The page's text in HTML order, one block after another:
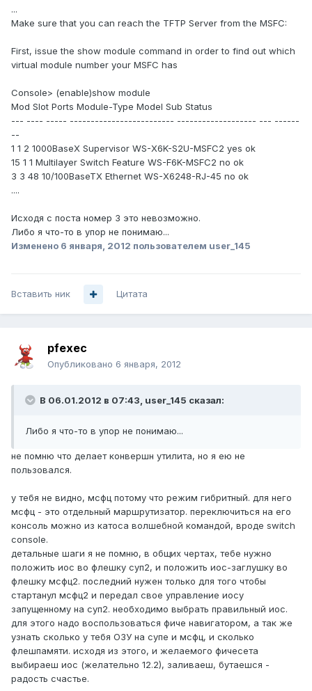
...
Make sure that you can reach the TFTP Server from the MSFC:
First, issue the show module command in order to find out which
virtual module number your MSFC has
Console> (enable)show module
Mod Slot Ports Module-Type Model Sub Status
--- ---- ----- ------------------------- ------------------- --- ------
--
1 1 2 1000BaseX Supervisor WS-X6K-S2U-MSFC2 yes ok
15 1 1 Multilayer Switch Feature WS-F6K-MSFC2 no ok
3 3 48 10/100BaseTX Ethernet WS-X6248-RJ-45 no ok
....
Исходя с поста номер 3 это невозможно.
Либо я что-то в упор не понимаю...
Изменено 6 января, 2012 пользователем user_145
Вставить ник Цитата
pfexec
Опубликовано 6 января, 2012
В 06.01.2012 в 07:43, user_145 сказал:
Либо я что-то в упор не понимаю...
не помню что делает конвершн утилита, но я ею не
пользовался.
у тебя не видно, мсфц потому что режим гибритный. для него
мсфц - это отдельный маршрутизатор. переключиться на его
консоль можно из катоса волшебной командой, вроде switch
console.
детальные шаги я не помню, в общих чертах, тебе нужно
положить иос во флешку суп2, и положить иос-заглушку во
флешку мсфц2. последний нужен только для того чтобы
стартанул мсфц2 и передал свое управление иосу
запущенному на суп2. необходимо выбрать правильный иос.
для этого надо воспользоваться фиче навигатором, а так же
узнать сколько у тебя ОЗУ на супе и мсфц, и сколько
флешпамяти. исходя из этого, и желаемого фичесета
выбираеш иос (желательно 12.2), заливаеш, бутаешся -
радость счастье.